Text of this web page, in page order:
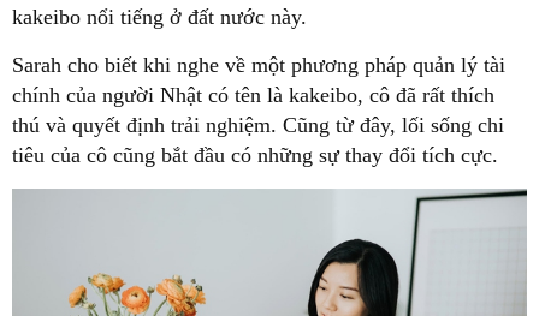
kakeibo nổi tiếng ở đất nước này.
Sarah cho biết khi nghe về một phương pháp quản lý tài
chính của người Nhật có tên là kakeibo, cô đã rất thích
thú và quyết định trải nghiệm. Cũng từ đây, lối sống chi
tiêu của cô cũng bắt đầu có những sự thay đổi tích cực.